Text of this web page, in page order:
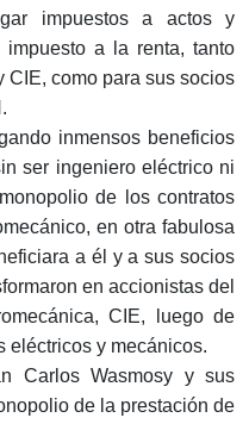
impuestos a actos y
a la renta, tanto
CIE, como para sus socios
inmensos beneficios
ser ingeniero eléctrico ni
de los contratos
en otra fabulosa
a él y a sus socios
en accionistas del
CIE, luego de
eléctricos y mecánicos.
Carlos Wasmosy y sus
de la prestación de